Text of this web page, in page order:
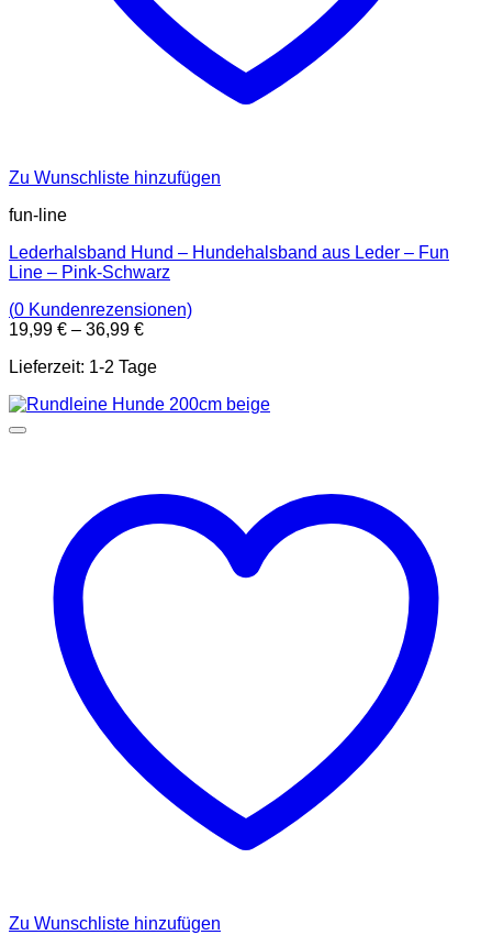
Zu Wunschliste hinzufügen
fun-line
Lederhalsband Hund – Hundehalsband aus Leder – Fun
Line – Pink-Schwarz
(0 Kundenrezensionen)
19,99 € – 36,99 €
Produkt
mehrere
Varianten
Produktseite
gewählt
werden
Lieferzeit: 1-2 Tage
Zu Wunschliste hinzufügen